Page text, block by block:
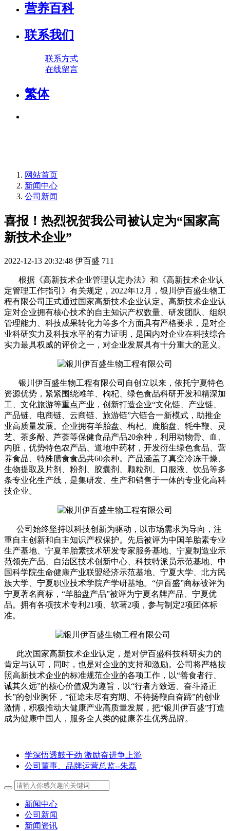
营养百科
联系我们
联系方式
在线留言
繁体
网站首页
新闻中心
公司新闻
喜报！热烈祝贺我公司被认定为“国家高
新技术企业”
2022-12-13 20:32:48 伊百盛 711
根据《高新技术企业管理认定办法》和《高新技术企业认
定管理工作指引》有关规定，2022年12月，银川伊百盛生物工
程有限公司正式通过国家高新技术企业认定。高新技术企业认
定对企业拥有核心技术的自主知识产权数量、研发团队、组织
管理能力、科技成果转化力等多个方面具有严格要求，是对企
业科研实力及科技水平的有力证明，是国内对企业在科技综合
实力最具权威的评价之一，对企业发展具有十分重大的意义。
银川伊百盛生物工程有限公司自创立以来，依托宁夏特色
资源优势，紧紧围绕滩羊、枸杞、绿色食品科研开发和精深加
工、文化旅游等重点产业，创新打造企业“文化链、产业链、
产品链、电商链、云商链、旅游链”六链合一新模式，助推企
业高质量发展。企业拥有羊胎盘、枸杞、鹿胎盘、牦牛鞭、灵
芝、茶多酚、芦荟等保健食品产品20余种，利用动物骨、血、
内脏，优势特色农产品、道地中药材，开发衍生绿色食品、营
养食品、特殊膳食食品共60余种。产品涵盖了真空冷冻干燥、
生物提取及片剂、粉剂、胶囊剂、颗粒剂、口服液、饮品等多
条专业化生产线，是集研发、生产和销售于一体的专业化高科
技企业。
公司始终坚持以科技创新为驱动，以市场需求为导向，注
重自主创新和自主知识产权保护。先后被评为中国羊胎素专业
生产基地、宁夏羊胎素技术研发专家服务基地、宁夏制造业示
范领先产品、自治区技术创新中心、科技特派员示范基地、中
国科学院生命健康产业联盟经济示范基地、宁夏大学、北方民
族大学、宁夏职业技术学院产学研基地。 “伊百盛”商标被评为
宁夏著名商标，“羊胎盘产品”被评为宁夏名牌产品、宁夏优
品。拥有各项技术专利 21项、软著2项，参与制定2项团体标
准。
此次国家高新技术企业认定，是对伊百盛科技科研实力的
肯定与认可，同时，也是对企业的支持和激励。公司将严格按
照高新技术企业的标准规范企业的各项工作， 以“善食者行、
诚其久远”的核心价值观为遵旨，以“行者方致远、奋斗路正
长”的创业胸怀，“征途未尽有穷期、不待扬鞭自奋蹄”的创业
激情 ，积极推动大健康产业高质量发展， 把“银川伊百盛”打造
成为健康中国人，服务全人类的健康养生优秀品牌。
学深悟透鼓干劲 激励奋进争上游
公司董事、品牌运营总监--朱磊
新闻中心
公司新闻
新闻资讯